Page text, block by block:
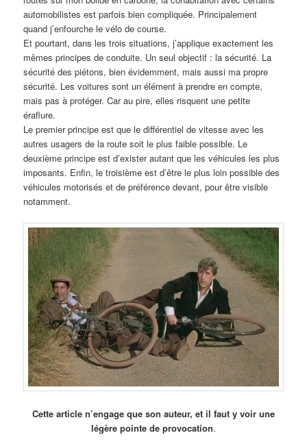
automobilistes est parfois bien compliquée. Principalement
quand j’enfourche le vélo de course.
Et pourtant, dans les trois situations, j’applique exactement les
mêmes principes de conduite. Un seul objectif : la sécurité. La
sécurité des piétons, bien évidemment, mais aussi ma propre
sécurité. Les voitures sont un élément à prendre en compte,
mais pas à protéger. Car au pire, elles risquent une petite
éraflure.
Le premier principe est que le différentiel de vitesse avec les
autres usagers de la route soit le plus faible possible. Le
deuxième principe est d’exister autant que les véhicules les plus
imposants. Enfin, le troisième est d’être le plus loin possible des
véhicules motorisés et de préférence devant, pour être visible
notamment.
Cette article n’engage que son auteur, et il faut y voir une
légère pointe de provocation.